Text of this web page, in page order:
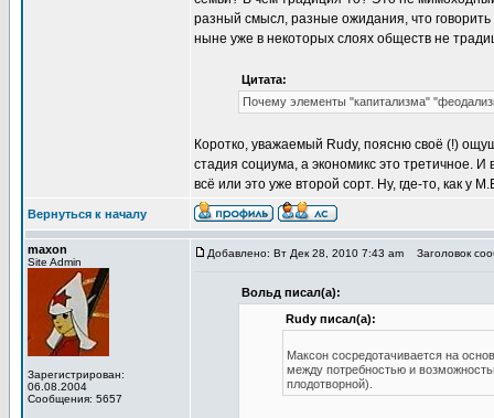
разный смысл, разные ожидания, что
ныне уже в некоторых слоях обществ не
Цитата:
Почему элементы "капитализма"
Коротко, уважаемый Rudy, поясню своё (!)
стадия социума, а экономикс это третичное.
всё или это уже второй сорт. Ну, где-то, как у
Вернуться к началу
maxon
Site Admin
Зарегистрирован:
06.08.2004
Сообщения: 5657
Добавлено: Вт Дек 28, 2010 7:43 am Заголовок
Вольд писал(а):
Rudy писал(а):
Максон сосредотачивается на
между потребностью и
плодотворной).